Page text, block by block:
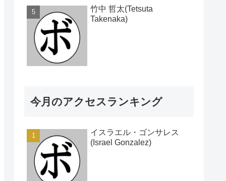
竹中 哲太(Tetsuta
Takenaka)
今月のアクセスランキング
イスラエル・ゴンサレス
(Israel Gonzalez)